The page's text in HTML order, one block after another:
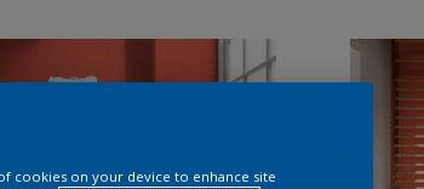
cookies on your device to enhance site